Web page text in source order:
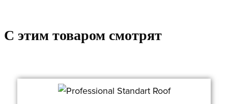
C этим товаром смотрят